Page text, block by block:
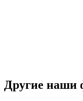
Другие наши